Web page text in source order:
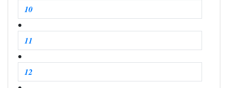
10
11
12